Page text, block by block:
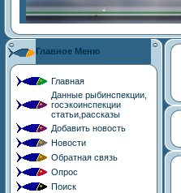
Главное Меню
Главная
Данные рыбинспекции,
госэкоинспекции
статьи,рассказы
Добавить новость
Новости
Обратная связь
Опрос
Поиск